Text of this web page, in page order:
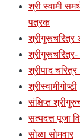
श्री स्वामी
पत्रक
श्रीगुरूचरित्र
श्रीगुरूचरित्र-
श्रीपाद
श्रीस्वामीगोष्टी
संक्षिप्त
सत्यदत्त पूजा
सोळा सोमवार